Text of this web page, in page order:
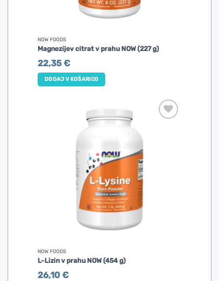
NOW FOODS
Magnezijev citrat v prahu NOW (227 g)
22,35€
DODAJ V KOŠARICO
NOW FOODS
L-Lizin v prahu NOW (454 g)
26,10€